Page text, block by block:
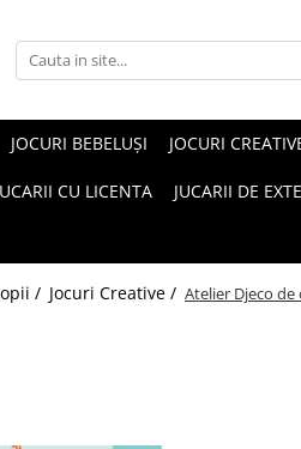
JOCURI BEBELUŞI JOCURI
CU LICENTA JUCARII DE
/ Jocuri Creative / Atelier Djeco